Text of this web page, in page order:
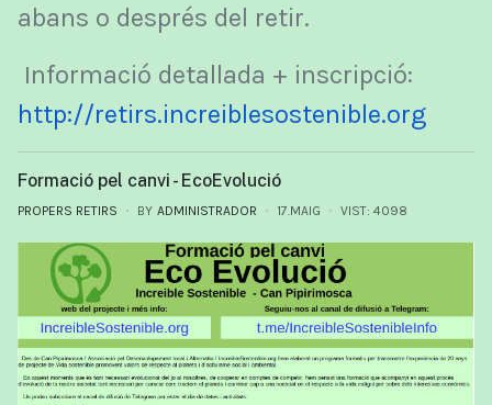
abans o després del retir.
Informació detallada + inscripció:
http://retirs.increiblesostenible.org
Formació pel canvi - EcoEvolució
PROPERS RETIRS BY ADMINISTRADOR 17.MAIG VIST: 4098